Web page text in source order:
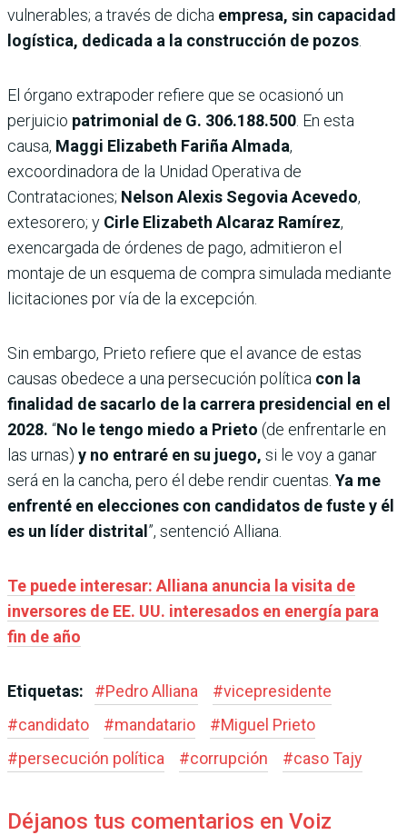
vulnerables; a través de dicha empresa, sin capacidad
logística, dedicada a la construcción de pozos
El órgano extrapoder refiere que se ocasionó un
perjuicio patrimonial de G. 306.188.500 . En esta
causa, Maggi Elizabeth Fariña Almada,
excoordinadora de la Unidad Operativa de
Contrataciones; Nelson Alexis Segovia Acevedo,
extesorero; y Cirle Elizabeth Alcaraz Ramírez,
exencargada de órdenes de pago, admitieron el
montaje de un esquema de compra simulada mediante
licitaciones por vía de la excepción.
Sin embargo, Prieto refiere que el avance de estas
causas obedece a una persecución política con la
finalidad de sacarlo de la carrera presidencial en el
2028. “No le tengo miedo a Prieto (de enfrentarle en
las urnas) y no entraré en su juego, si le voy a ganar
será en la cancha, pero él debe rendir cuentas. Ya me
enfrenté en elecciones con candidatos de fuste y él
es un líder distrital”, sentenció Alliana.
Te puede interesar: Alliana anuncia la visita de
inversores de EE. UU. interesados en energía para
fin de año
Etiquetas: #Pedro Alliana #vicepresidente
#candidato #mandatario #Miguel Prieto
#persecución política #corrupción #caso Tajy
Déjanos tus comentarios en Voiz